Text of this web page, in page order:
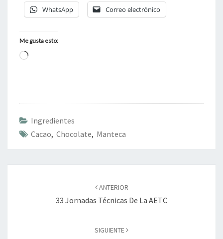
WhatsApp Correo electrónico
Me gusta esto:
Cargando...
Ingredientes
Cacao, Chocolate, Manteca
ANTERIOR
33 Jornadas Técnicas De La AETC
SIGUIENTE